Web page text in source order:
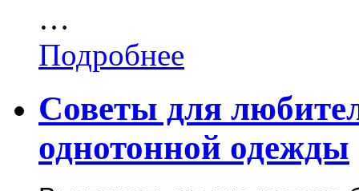
…
Подробнее
Советы для
однотонной одежды